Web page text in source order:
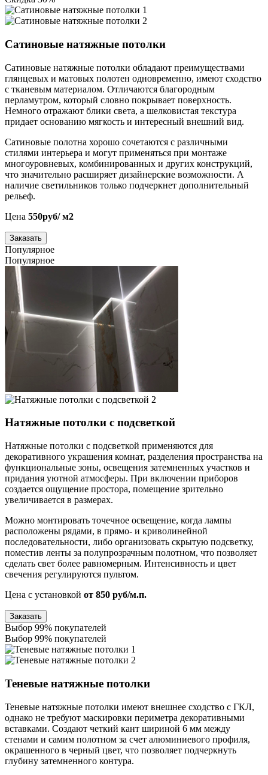
Сатиновые натяжные потолки
Сатиновые натяжные потолки обладают преимуществами
глянцевых и матовых полотен одновременно, имеют сходство
с тканевым материалом. Отличаются благородным
перламутром, который словно покрывает поверхность.
Немного отражают блики света, а шелковистая текстура
придает основанию мягкость и интересный внешний вид.
Сатиновые полотна хорошо сочетаются с различными
стилями интерьера и могут применяться при монтаже
многоуровневых, комбинированных и других конструкций,
что значительно расширяет дизайнерские возможности. А
наличие светильников только подчеркнет дополнительный
рельеф.
Цена 550руб/ м2
Заказать
Популярное
Популярное
Натяжные потолки с подсветкой
Натяжные потолки с подсветкой применяются для
декоративного украшения комнат, разделения пространства на
функциональные зоны, освещения затемненных участков и
придания уютной атмосферы. При включении приборов
создается ощущение простора, помещение зрительно
увеличивается в размерах.
Можно монтировать точечное освещение, когда лампы
расположены рядами, в прямо- и криволинейной
последовательности, либо организовать скрытую подсветку,
поместив ленты за полупрозрачным полотном, что позволяет
сделать свет более равномерным. Интенсивность и цвет
свечения регулируются пультом.
Цена с установкой от 850 руб/м.п.
Заказать
Выбор 99% покупателей
Выбор 99% покупателей
Теневые натяжные потолки
Теневые натяжные потолки имеют внешнее сходство с ГКЛ,
однако не требуют маскировки периметра декоративными
вставками. Создают четкий кант шириной 6 мм между
стенами и самим полотном за счет алюминиевого профиля,
окрашенного в черный цвет, что позволяет подчеркнуть
глубину затемненного контура.